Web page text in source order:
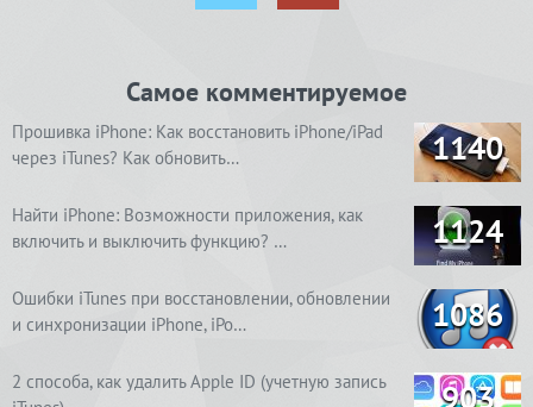
Самое комментируемое
Прошивка iPhone: Как восстановить iPhone/iPad
через iTunes? Как обновить…
1140
Найти iPhone: Возможности приложения, как
включить и выключить функцию? …
1124
Ошибки iTunes при восстановлении, обновлении
и синхронизации iPhone, iPo…
1086
2 способа, как удалить Apple ID (учетную запись
903